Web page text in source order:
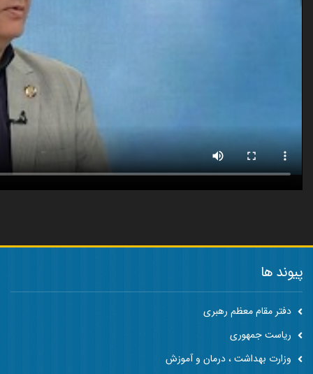
پیوند ها
دفتر مقام معظم رهبری
ریاست جمهوری
وزارت بهداشت ، درمان و آموزش